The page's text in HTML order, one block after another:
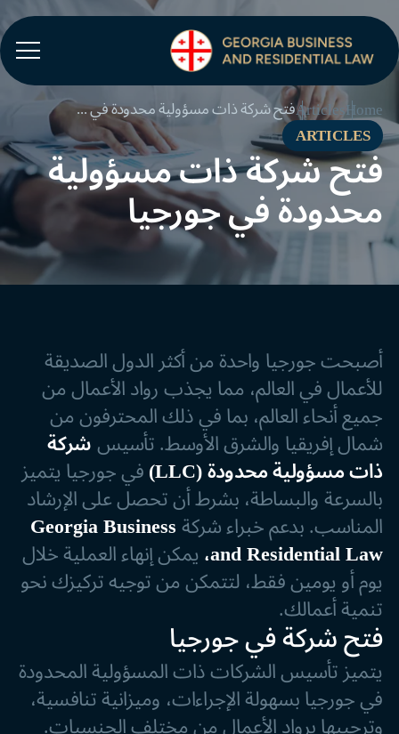
Home
Articles فتح شركة ذات مسؤولية محدودة في جورجيا
ARTICLES
فتح شركة ذات مسؤولية
محدودة في جورجيا
أصبحت جورجيا واحدة من أكثر الدول الصديقة
للأعمال في العالم، مما يجذب رواد الأعمال من
جميع أنحاء العالم، بما في ذلك المحترفون من
شمال إفريقيا والشرق الأوسط. تأسيسشركة
ذات مسؤولية محدودة (LLC) في جورجيا يتميز
بالسرعة والبساطة، بشرط أن تحصل على الإرشاد
المناسب. بدعم خبراء شركةGeorgia Business
and Residential Law، يمكن إنهاء العملية خلال
يوم أو يومين فقط، لتتمكن من توجيه تركيزك نحو
تنمية أعمالك.
فتح شركة في جورجيا
يتميز تأسيس الشركات ذات المسؤولية المحدودة
في جورجيا بسهولة الإجراءات، وميزانية تنافسية،